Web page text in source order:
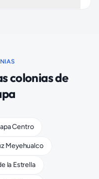
colonias de
Centro
Meyehualco
la Estrella